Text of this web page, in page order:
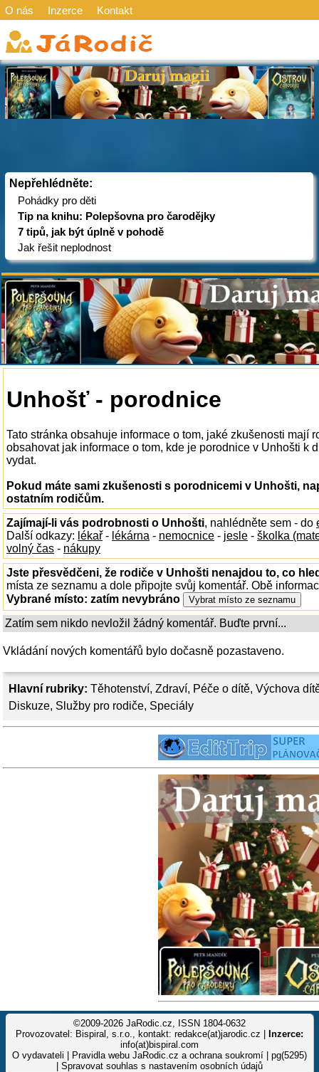
O nás Inzerce Kontakt
Nepřehlédněte:
Pohádky pro děti
Tip na knihu: Polepšovna pro čarodějky
7 tipů, jak být úplně v pohodě
Jak řešit neplodnost
Hlavní rubriky: Těhotenství, Zdraví, Péče o dítě, Výchova
Diskuze, Služby pro rodiče, Speciály
Unhošť - porodnice
Tato stránka obsahuje informace o tom, jaké zkušenosti mají
obsahovat jak informace o tom, kde je porodnice v Unhošti k
vydat.
Pokud máte sami zkušenosti s porodnicemi v Unhošti,
ostatním rodičům.
Zajímají-li vás podrobnosti o Unhošti, nahlédněte sem - do
Další odkazy: lékař - lékárna - nemocnice - jesle - školka
volný čas - nákupy
Jste přesvědčeni, že rodiče v Unhošti nenajdou to, co
místa ze seznamu a dole připojte svůj komentář. Obě
Vybrané místo: zatím nevybráno
Zatím sem nikdo nevložil žádný komentář. Buďte první...
Vkládání nových komentářů bylo dočasně pozastaveno.
©2009-2026 JaRodic.cz, ISSN 1804-0632
Provozovatel: Bispiral, s.r.o., kontakt: redakce(at)jarodic.cz |
Inzerce:
info(at)bispiral.com
O vydavateli
Pravidla webu JaRodic.cz a ochrana soukromí | pg(5295)
Spravovat souhlas s nastavením osobních údajů